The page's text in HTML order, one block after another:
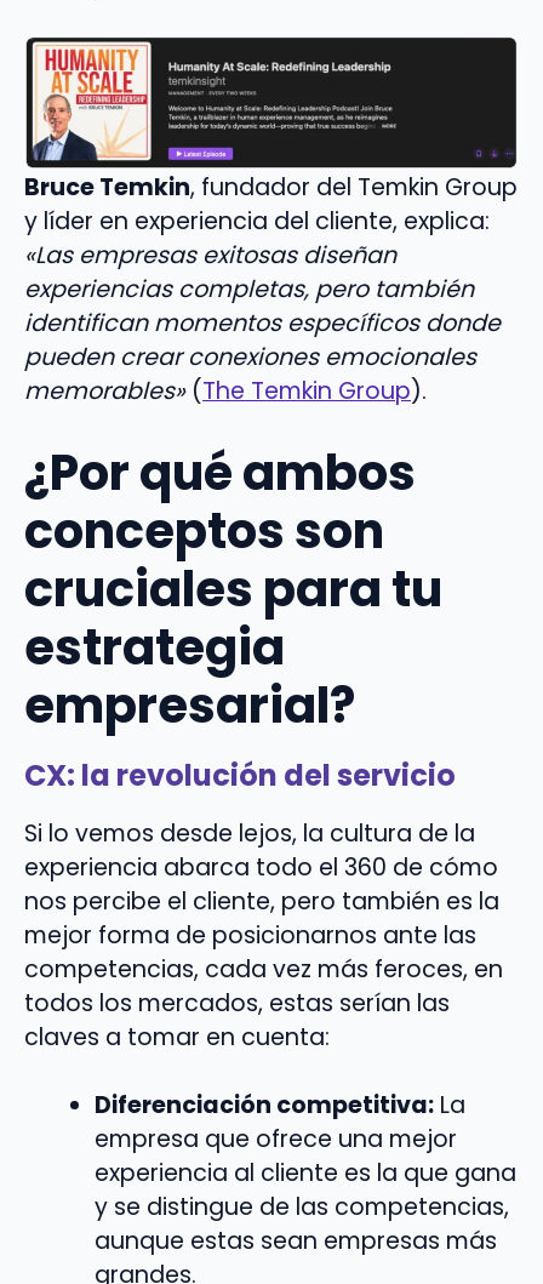
Bruce Temkin, fundador del Temkin Group
y líder en experiencia del cliente, explica:
«Las empresas exitosas diseñan
experiencias completas, pero también
identifican momentos específicos donde
pueden crear conexiones emocionales
memorables»(The Temkin Group).
¿Por qué ambos
conceptos son
cruciales para tu
estrategia
empresarial?
CX: la revolución del servicio
Si lo vemos desde lejos, la cultura de la
experiencia abarca todo el 360 de cómo
nos percibe el cliente, pero también es la
mejor forma de posicionarnos ante las
competencias, cada vez más feroces, en
todos los mercados, estas serían las
claves a tomar en cuenta:
Diferenciación competitiva:La
empresa que ofrece una mejor
experiencia al cliente es la que gana
y se distingue de las competencias,
aunque estas sean empresas más
grandes.